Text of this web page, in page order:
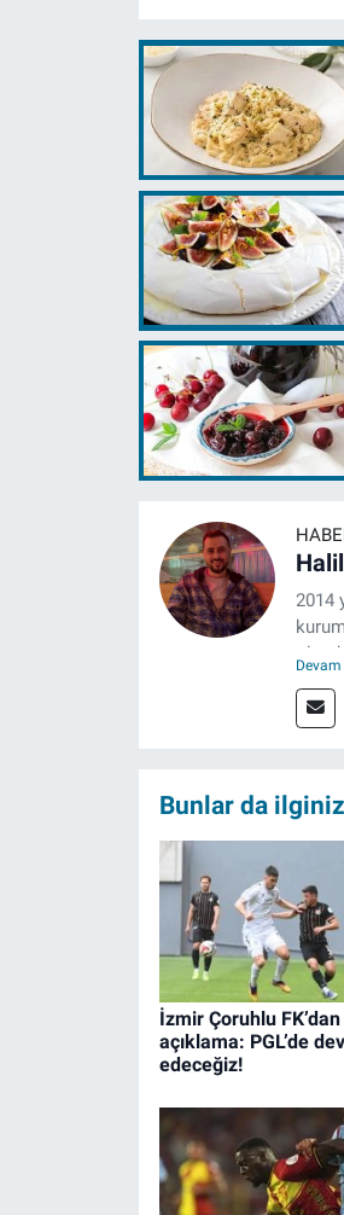
2014
Devam
Bunlar da
İzmir Çoruhlu FK’dan
açıklama: PGL’de
edeceğiz!